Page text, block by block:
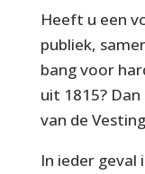
Heeft u een
publiek,
bang voor
uit 1815?
van de
In ieder geval